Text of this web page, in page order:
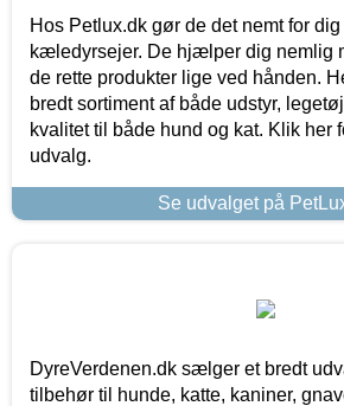
Hos Petlux.dk gør de det nemt for
kæledyrsejer. De hjælper dig nemlig
de rette produkter lige ved hånden.
bredt sortiment af både udstyr,
kvalitet til både hund og kat. Klik her
udvalg.
Se udvalget på
DyreVerdenen.dk sælger et bredt
tilbehør til hunde, katte, kaniner,